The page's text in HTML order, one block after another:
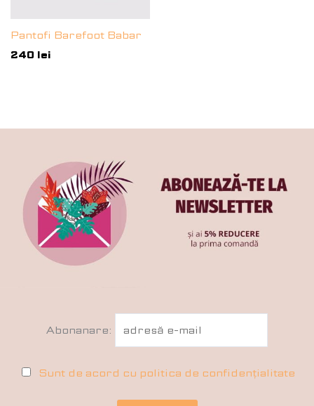
Pantofi Barefoot Babar
240 lei
Abonanare:
Sunt de acord cu politica de confidențialitate